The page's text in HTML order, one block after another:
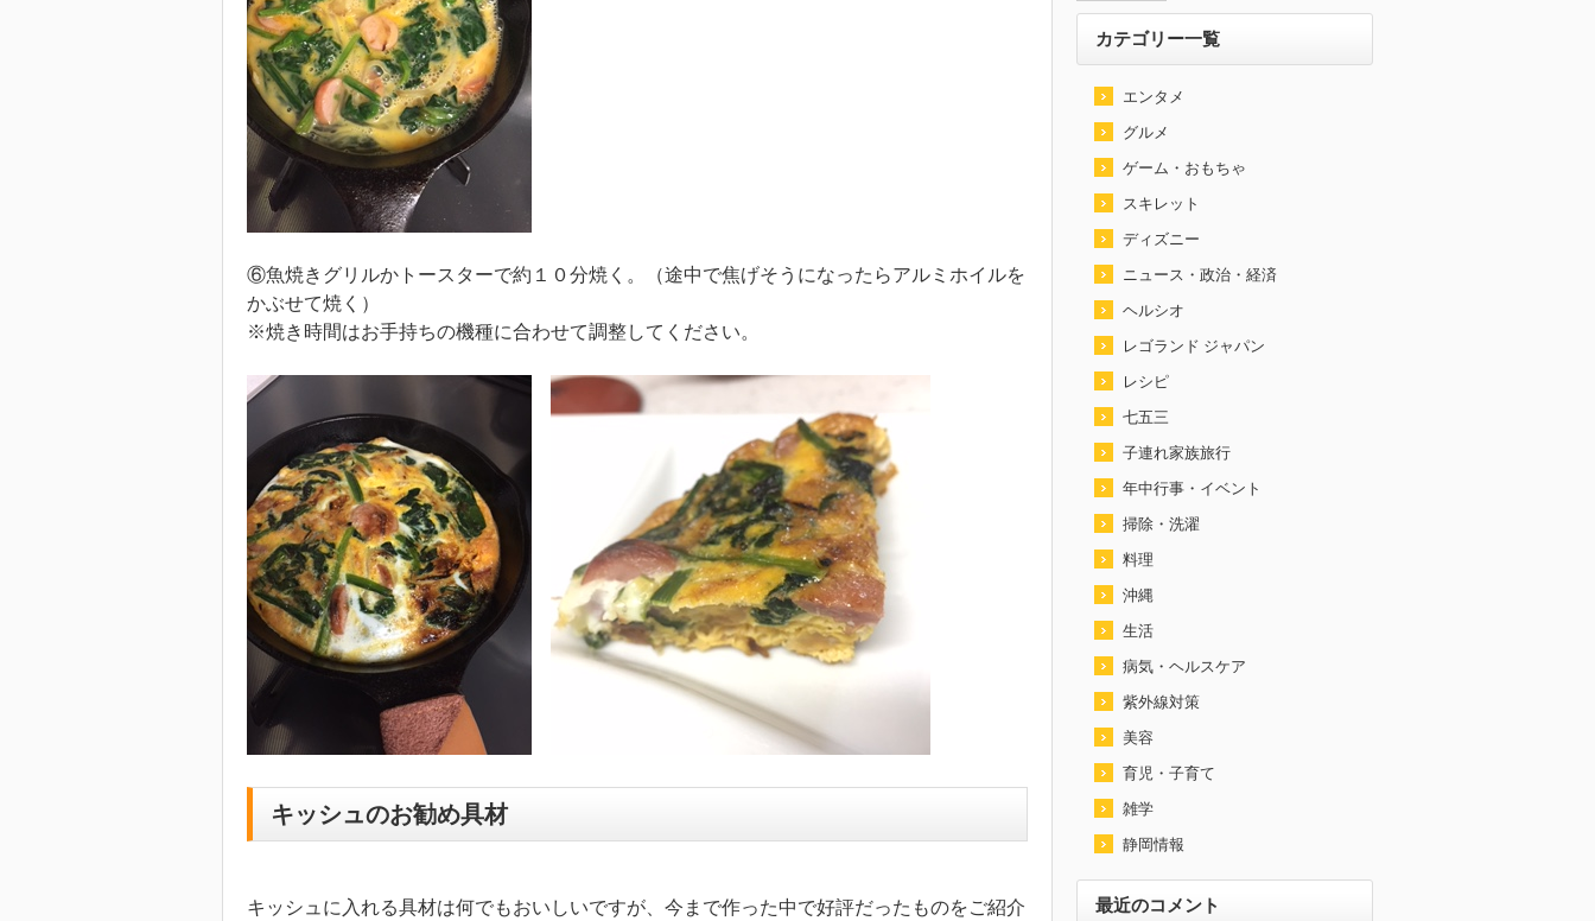
⑥魚焼きグリルかトースターで約１０分焼く。（途中で焦げそうになったらアルミホイルを
かぶせて焼く）
※焼き時間はお手持ちの機種に合わせて調整してください。
キッシュのお勧め具材
キッシュに入れる具材は何でもおいしいですが、今まで作った中で好評だったものをご紹介
たか公開
カテゴリー一覧
エンタメ
グルメ
ゲーム・おもちゃ
スキレット
ディズニー
ニュース・政治・経済
ヘルシオ
レゴランド ジャパン
レシピ
七五三
子連れ家族旅行
年中行事・イベント
掃除・洗濯
料理
沖縄
生活
病気・ヘルスケア
紫外線対策
美容
育児・子育て
雑学
静岡情報
最近のコメント